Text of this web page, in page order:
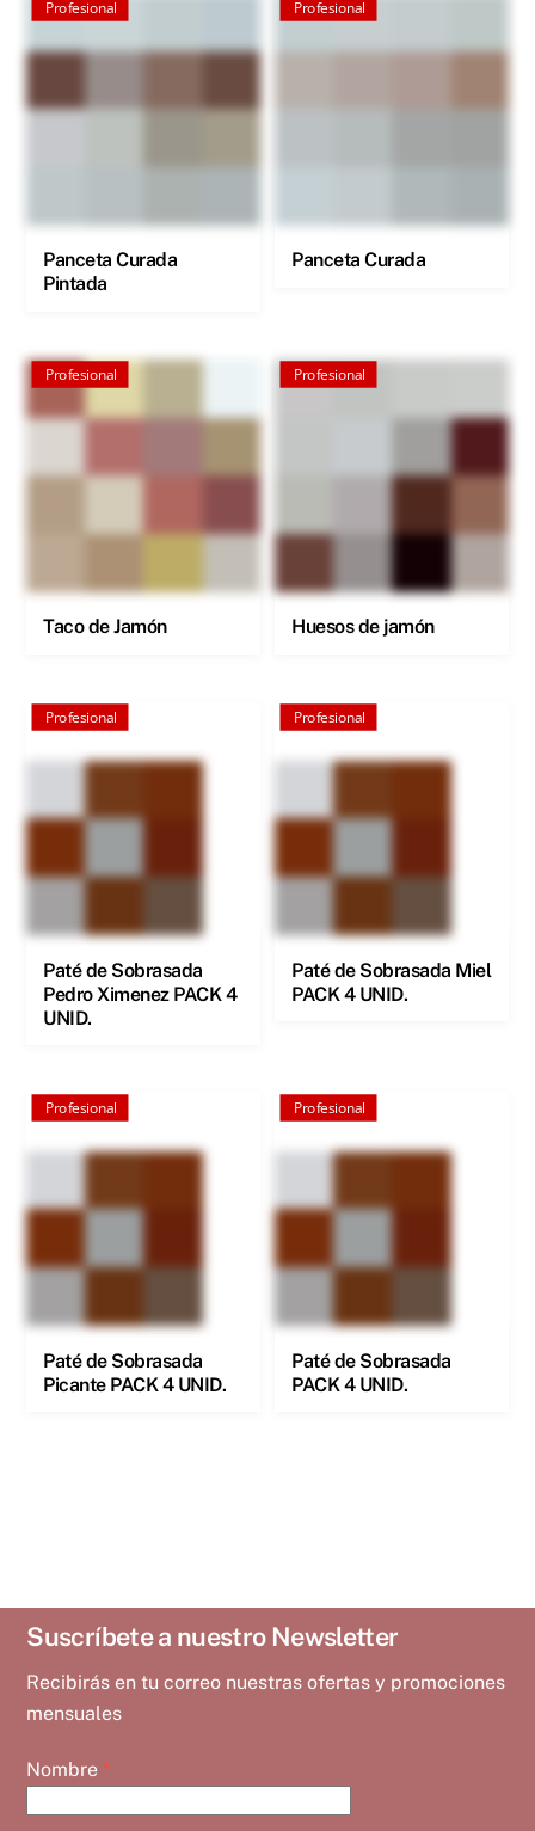
Profesional
Panceta Curada
Pintada
Profesional
Panceta Curada
Profesional
Taco de Jamón
Profesional
Huesos de jamón
Profesional
Paté de Sobrasada
Pedro Ximenez PACK 4
UNID.
Profesional
Paté de Sobrasada Miel
PACK 4 UNID.
Profesional
Paté de Sobrasada
Picante PACK 4 UNID.
Profesional
Paté de Sobrasada
PACK 4 UNID.
Suscríbete a nuestro Newsletter
Recibirás en tu correo nuestras ofertas y promociones
mensuales
Nombre*